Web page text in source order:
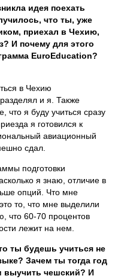
идея поехать
что ты, уже
приехал в Чехию,
И почему для этого
EuroEducation?
в Чехию
и я. Также
я буду учиться сразу
я готовился к
авиационный
сдал.
подготовки
я знаю, отличие в
опций. Что мне
то, что мне выделили
что 60-70 процентов
лежит на нем.
ты будешь учиться не
Зачем ты тогда год
выучить чешский? И